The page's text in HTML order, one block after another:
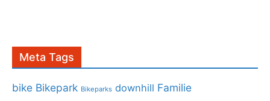
Meta Tags
bike Bikepark Bikeparks downhill Familie